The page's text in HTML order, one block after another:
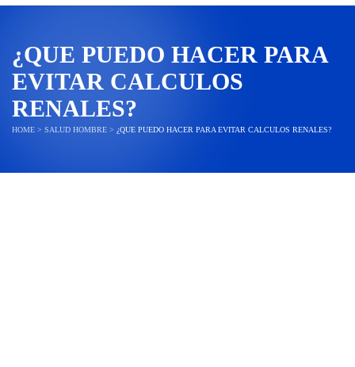
¿QUE PUEDO HACER PARA
EVITAR CALCULOS
RENALES?
HOME > SALUD HOMBRE > ¿QUE PUEDO HACER PARA EVITAR CALCULOS RENALES?